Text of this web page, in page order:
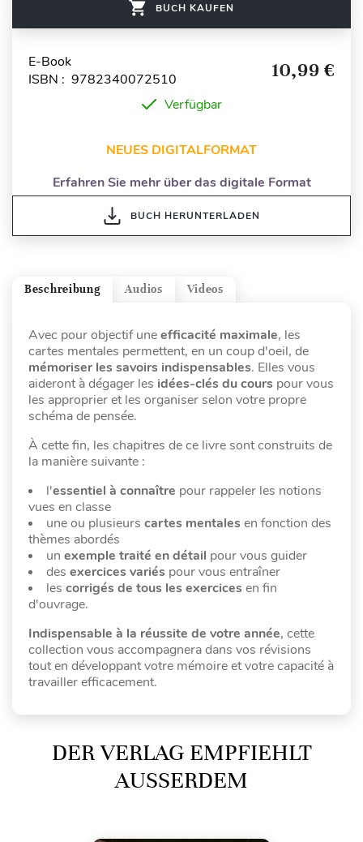
BUCH KAUFEN
E-Book
ISBN : 9782340072510
10,99 €
Verfügbar
NEUES DIGITALFORMAT
Erfahren Sie mehr über das digitale Format
BUCH HERUNTERLADEN
Videos
Audios
Beschreibung
Avec pour objectif uneefficacité maximale, les
cartes mentales permettent, en un coup d'oeil, de
mémoriser les savoirs indispensables. Elles vous
aideront à dégager les idées-clés du cours pour vous
les approprier et les organiser selon votre propre
schéma de pensée.
À cette fin, les chapitres de ce livre sont construits de
la manière suivante :
l'essentiel à connaître pour rappeler les notions
vues en classe
une ou plusieurs cartes mentales en fonction des
thèmes abordés
un exemple traité en détail pour vous guider
des exercices variés pour vous entraîner
les corrigés de tous les exercices en fin
d'ouvrage.
Indispensable à la réussite de votre année, cette
collection vous accompagnera dans vos révisions
tout en développant votre mémoire et votre capacité à
travailler efficacement.
DER VERLAG EMPFIEHLT
AUSSERDEM